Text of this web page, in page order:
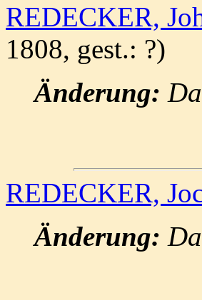
REDECKER,
1808, gest.: ?)
Änderung:
REDECKER,
Änderung: